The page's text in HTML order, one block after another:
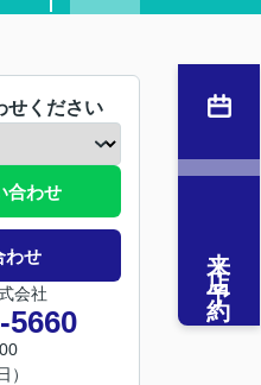
せください
合わせ
わせ
会社
5660
）
来店予約